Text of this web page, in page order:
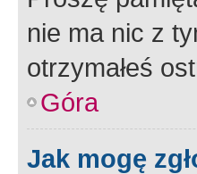
nie ma nic z
otrzymałeś
Góra
Jak mogę